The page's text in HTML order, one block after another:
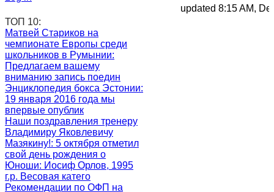
updated 8:15 AM, Dec
ТОП 10:
Матвей Стариков на
чемпионате Европы среди
школьников в Румынии:
Предлагаем вашему
вниманию запись поедин
Энциклопедия бокса Эстонии:
19 января 2016 года мы
впервые опублик
Наши поздравления тренеру
Владимиру Яковлевичу
Мазякину!: 5 октября отметил
свой день рождения о
Юноши: Иосиф Орлов, 1995
г.р. Весовая катего
Рекомендации по ОФП на